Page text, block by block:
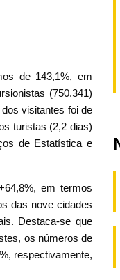
de 143,1%, em
(750.341)
visitantes foi de
turistas (2,2 dias)
de Estatística e
em termos
das nove cidades
Destaca-se que
os números de
respectivamente,